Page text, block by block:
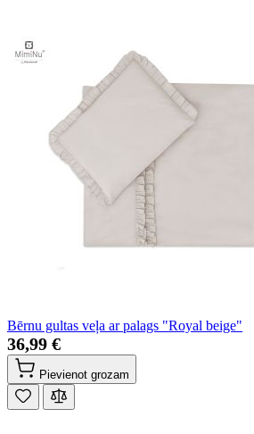
Bērnu gultas veļa ar palags "Royal beige"
36,99 €
Pievienot grozam